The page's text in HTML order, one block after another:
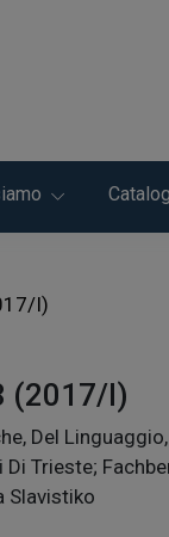
I)
(2017/I)
Del
Trieste;
Slavistiko